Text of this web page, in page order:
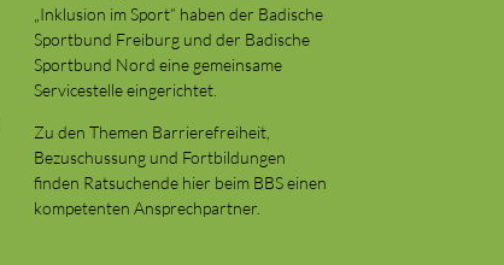
„Inklusion im Sport“ haben der Badische
Sportbund Freiburg und der Badische
Sportbund Nord eine gemeinsame
Servicestelle eingerichtet.
Zu den Themen Barrierefreiheit,
Bezuschussung und Fortbildungen
finden Ratsuchende hier beim BBS einen
kompetenten Ansprechpartner.